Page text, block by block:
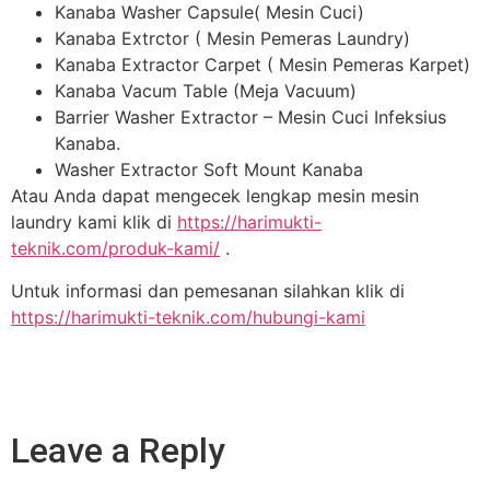
Kanaba Washer Capsule( Mesin Cuci)
Kanaba Extrctor ( Mesin Pemeras Laundry)
Kanaba Extractor Carpet ( Mesin Pemeras Karpet)
Kanaba Vacum Table (Meja Vacuum)
Barrier Washer Extractor – Mesin Cuci Infeksius
Kanaba.
Washer Extractor Soft Mount Kanaba
Atau Anda dapat mengecek lengkap mesin mesin
laundry kami klik di https://harimukti-
teknik.com/produk-kami/ .
Untuk informasi dan pemesanan silahkan klik di
https://harimukti-teknik.com/hubungi-kami
Leave a Reply